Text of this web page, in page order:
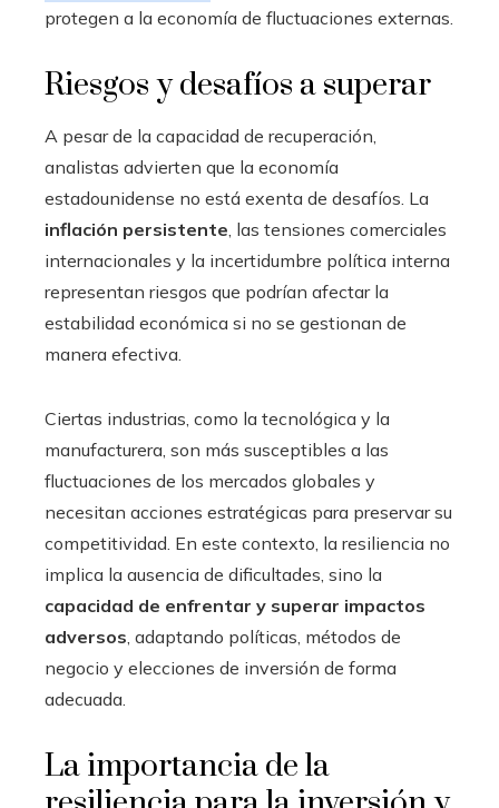
protegen a la economía de fluctuaciones externas.
Riesgos y desafíos a superar
A pesar de la capacidad de recuperación,
analistas advierten que la economía
estadounidense no está exenta de desafíos. La
inflación persistente, las tensiones comerciales
internacionales y la incertidumbre política interna
representan riesgos que podrían afectar la
estabilidad económica si no se gestionan de
manera efectiva.
Ciertas industrias, como la tecnológica y la
manufacturera, son más susceptibles a las
fluctuaciones de los mercados globales y
necesitan acciones estratégicas para preservar su
competitividad. En este contexto, la resiliencia no
implica la ausencia de dificultades, sino la
capacidad de enfrentar y superar impactos
adversos, adaptando políticas, métodos de
negocio y elecciones de inversión de forma
adecuada.
La importancia de la